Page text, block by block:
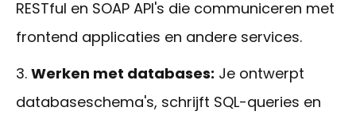
RESTful en SOAP API's die communiceren met
frontend applicaties en andere services.
Werken met databases: Je ontwerpt
databaseschema's, schrijft SQL-queries en